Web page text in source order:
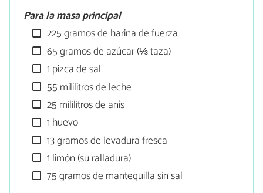
Para la masa principal
225 gramos de harina de fuerza
65 gramos de azúcar (⅓ taza)
1 pizca de sal
55 mililitros de leche
25 mililitros de anís
1 huevo
13 gramos de levadura fresca
1 limón (su ralladura)
75 gramos de mantequilla sin sal